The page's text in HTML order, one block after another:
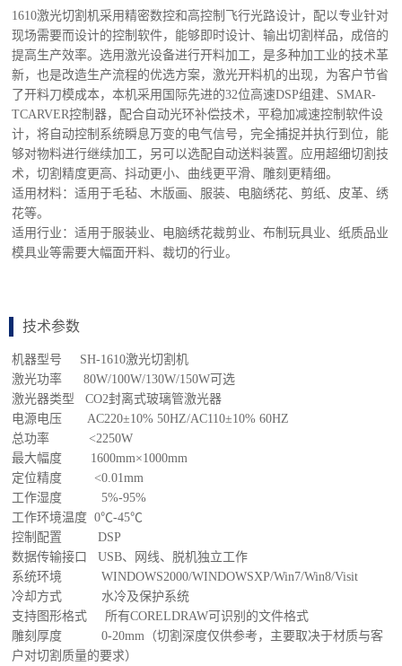
1610激光切割机采用精密数控和高控制飞行光路设计，配以专业针对
现场需要而设计的控制软件，能够即时设计、输出切割样品，成倍的
提高生产效率。选用激光设备进行开料加工，是多种加工业的技术革
新，也是改造生产流程的优选方案，激光开料机的出现，为客户节省
了开料刀模成本，本机采用国际先进的32位高速DSP组建、SMAR-
TCARVER控制器，配合自动光环补偿技术，平稳加减速控制软件设
计，将自动控制系统瞬息万变的电气信号，完全捕捉并执行到位，能
够对物料进行继续加工，另可以选配自动送料装置。应用超细切割技
术，切割精度更高、抖动更小、曲线更平滑、雕刻更精细。
适用材料：适用于毛毡、木版画、服装、电脑绣花、剪纸、皮革、绣
花等。
适用行业：适用于服装业、电脑绣花裁剪业、布制玩具业、纸质品业
模具业等需要大幅面开料、裁切的行业。
技术参数
机器型号 SH-1610激光切割机
激光功率 80W/100W/130W/150W可选
激光器类型 CO2封离式玻璃管激光器
电源电压 AC220±10% 50HZ/AC110±10% 60HZ
总功率 <2250W
最大幅度 1600mm×1000mm
定位精度 <0.01mm
工作湿度 5%-95%
工作环境温度 0℃-45℃
控制配置 DSP
数据传输接口 USB、网线、脱机独立工作
系统环境 WINDOWS2000/WINDOWSXP/Win7/Win8/Visit
冷却方式 水冷及保护系统
支持图形格式 所有CORELDRAW可识别的文件格式
雕刻厚度 0-20mm（切割深度仅供参考，主要取决于材质与客
户对切割质量的要求）